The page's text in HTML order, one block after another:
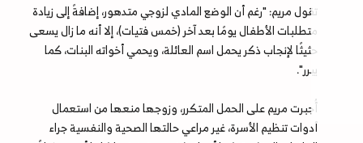
تقول مريم: "رغم أن الوضع المادي لزوجي متدهور، إضافةً إلى زيادة
متطلبات الأطفال يومًا بعد آخر (خمس فتيات)، إلا أنه ما زال يسعى
حثيثًا لإنجاب ذكر يحمل اسم العائلة، ويحمي أخواته البنات، كما
يبرر".
أُجبرت مريم على الحمل المتكرر، وزوجها منعها من استعمال
أدوات تنظيم الأسرة، غير مراعي حالتها الصحية والنفسية جراء